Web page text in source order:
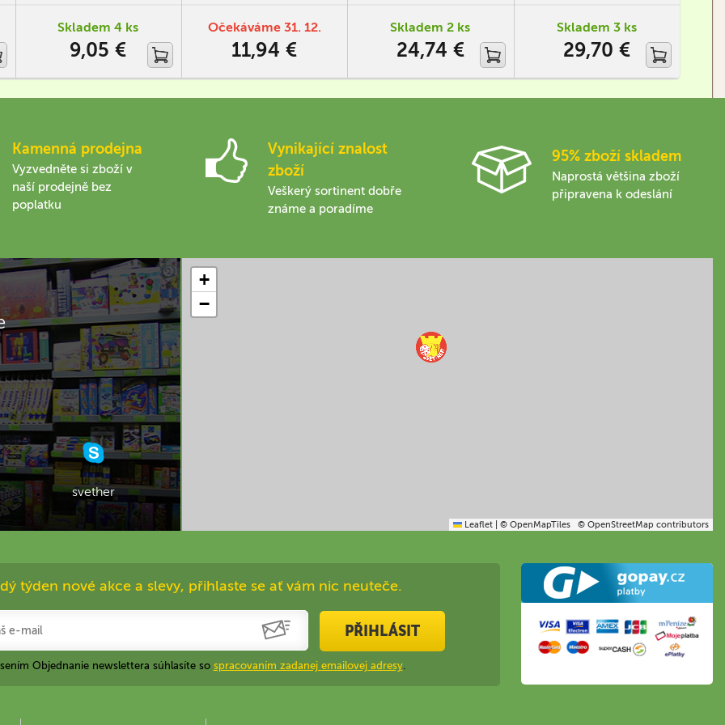
Skladem 4 ks
9,05 €
Očekáváme 31. 12.
11,94 €
Skladem 2 ks
24,74 €
Skladem 3 ks
29,70 €
Kamenná prodejna
Vyzvedněte si zboží v
naší prodejně bez
poplatku
Vynikající znalost
zboží
Veškerý sortinent dobře
známe a poradíme
95% zboží skladem
Naprostá většina zboží
připravena k odeslání
svether
+
−
Leaflet © OpenMapTiles © OpenStreetMap contributors
týden nové akce a slevy, přihlaste se ať vám nic neuteče.
PŘIHLÁSIT
Objednanie newslettera súhlasíte so spracovaním zadanej emailovej adresy.